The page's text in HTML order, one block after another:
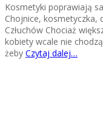
Kosmetyki poprawiają
Chojnice, kosmetyczka,
Człuchów Chociaż
kobiety wcale nie
żeby Czytaj dalej…